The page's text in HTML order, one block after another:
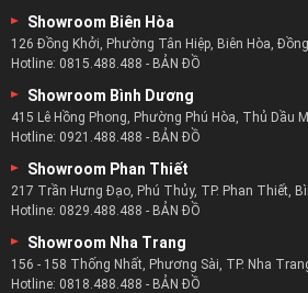
Showroom Biên Hòa
126 Đồng Khởi, Phường Tân Hiệp, Biên Hòa,
Hotline: 0815.488.488 - BẢN ĐỒ
Showroom Bình Dương
415 Lê Hồng Phong, Phường Phú Hòa, Thủ Dầu
Hotline: 0921.488.488 - BẢN ĐỒ
Showroom Phan Thiết
217 Trần Hưng Đạo, Phú Thủy, TP. Phan Thiết,
Hotline: 0829.488.488 - BẢN ĐỒ
Showroom Nha Trang
156 - 158 Thống Nhất, Phương Sài, TP. Nha
Hotline: 0818.488.488 - BẢN ĐỒ